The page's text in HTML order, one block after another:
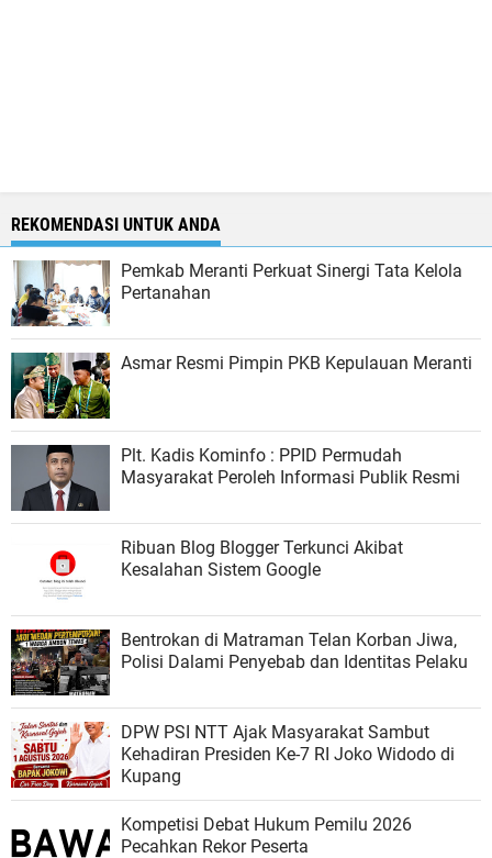
REKOMENDASI UNTUK ANDA
Pemkab Meranti Perkuat Sinergi Tata Kelola
Pertanahan
Asmar Resmi Pimpin PKB Kepulauan Meranti
Plt. Kadis Kominfo : PPID Permudah
Masyarakat Peroleh Informasi Publik Resmi
Ribuan Blog Blogger Terkunci Akibat
Kesalahan Sistem Google
Bentrokan di Matraman Telan Korban Jiwa,
Polisi Dalami Penyebab dan Identitas Pelaku
DPW PSI NTT Ajak Masyarakat Sambut
Kehadiran Presiden Ke-7 RI Joko Widodo di
Kupang
Kompetisi Debat Hukum Pemilu 2026
Pecahkan Rekor Peserta